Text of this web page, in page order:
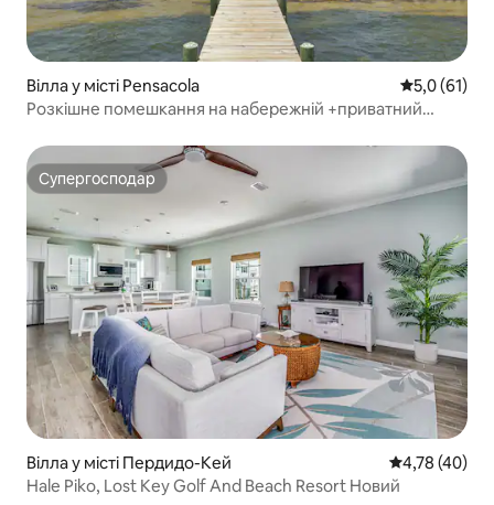
Вілла у місті Pensacola Середня
5,0 (61)
Розкішне помешкання на набережній +приватний
Супергосподар
Супергосподар
Вілла у місті Пердидо-Кей Середня
4,78 (40)
Hale Piko, Lost Key Golf And Beach Resort Новий